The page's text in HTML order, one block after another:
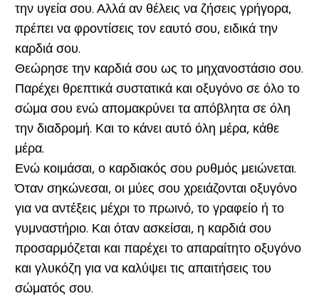
την υγεία σου. Αλλά αν θέλεις να ζήσεις γρήγορα,
πρέπει να φροντίσεις τον εαυτό σου, ειδικά την
καρδιά σου.
Θεώρησε την καρδιά σου ως το μηχανοστάσιο σου.
Παρέχει θρεπτικά συστατικά και οξυγόνο σε όλο το
σώμα σου ενώ απομακρύνει τα απόβλητα σε όλη
την διαδρομή. Και το κάνει αυτό όλη μέρα, κάθε
μέρα.
Ενώ κοιμάσαι, ο καρδιακός σου ρυθμός μειώνεται.
Όταν σηκώνεσαι, οι μύες σου χρειάζονται οξυγόνο
για να αντέξεις μέχρι το πρωινό, το γραφείο ή το
γυμναστήριο. Και όταν ασκείσαι, η καρδιά σου
προσαρμόζεται και παρέχει το απαραίτητο οξυγόνο
και γλυκόζη για να καλύψει τις απαιτήσεις του
σώματός σου.